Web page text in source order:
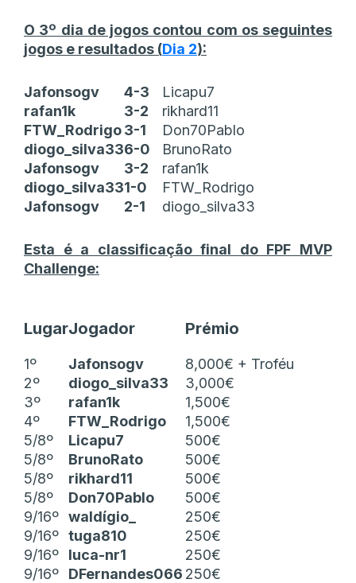
O 3º dia de jogos contou com os seguintes
jogos e resultados (Dia 2):
Jafonsogv 4-3
Licapu7
rafan1k
3-2
rikhard11
FTW_Rodrigo3-1
Don70Pablo
diogo_silva336-0
BrunoRato
Jafonsogv
3-2
rafan1k
diogo_silva331-0
FTW_Rodrigo
Jafonsogv
2-1 diogo_silva33
Esta é a classificação final do FPF MVP
Challenge:
LugarJogador Prémio
1º Jafonsogv
8,000€ + Troféu
2º
diogo_silva33
3,000€
3º
rafan1k
1,500€
4º
FTW_Rodrigo
1,500€
5/8º
Licapu7
500€
5/8º
BrunoRato
500€
5/8º
rikhard11
500€
5/8º
Don70Pablo
500€
9/16º waldígio_
250€
9/16º tuga810
250€
9/16º
luca-nr1
250€
9/16º
DFernandes066 250€